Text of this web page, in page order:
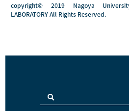
copyright© 2019 Nagoya University
LABORATORY All Rights Reserved.